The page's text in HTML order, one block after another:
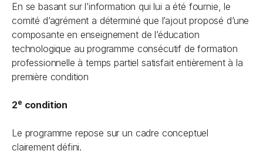
En se basant sur l’information qui lui a été fournie, le
comité d’agrément a déterminé que l’ajout proposé d’une
composante en enseignement de l’éducation
technologique au programme consécutif de formation
professionnelle à temps partiel satisfait entièrement à la
première condition
2e condition
Le programme repose sur un cadre conceptuel
clairement défini.